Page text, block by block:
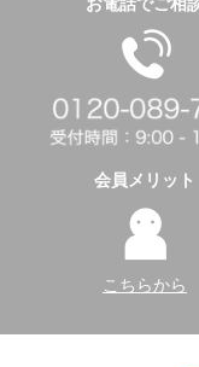
会員メリット
こちらから